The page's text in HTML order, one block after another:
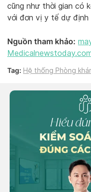
cũng như thời gian có
với đơn vị y tế dự
Nguồn tham khảo:
Tag: Hệ thống Phòng